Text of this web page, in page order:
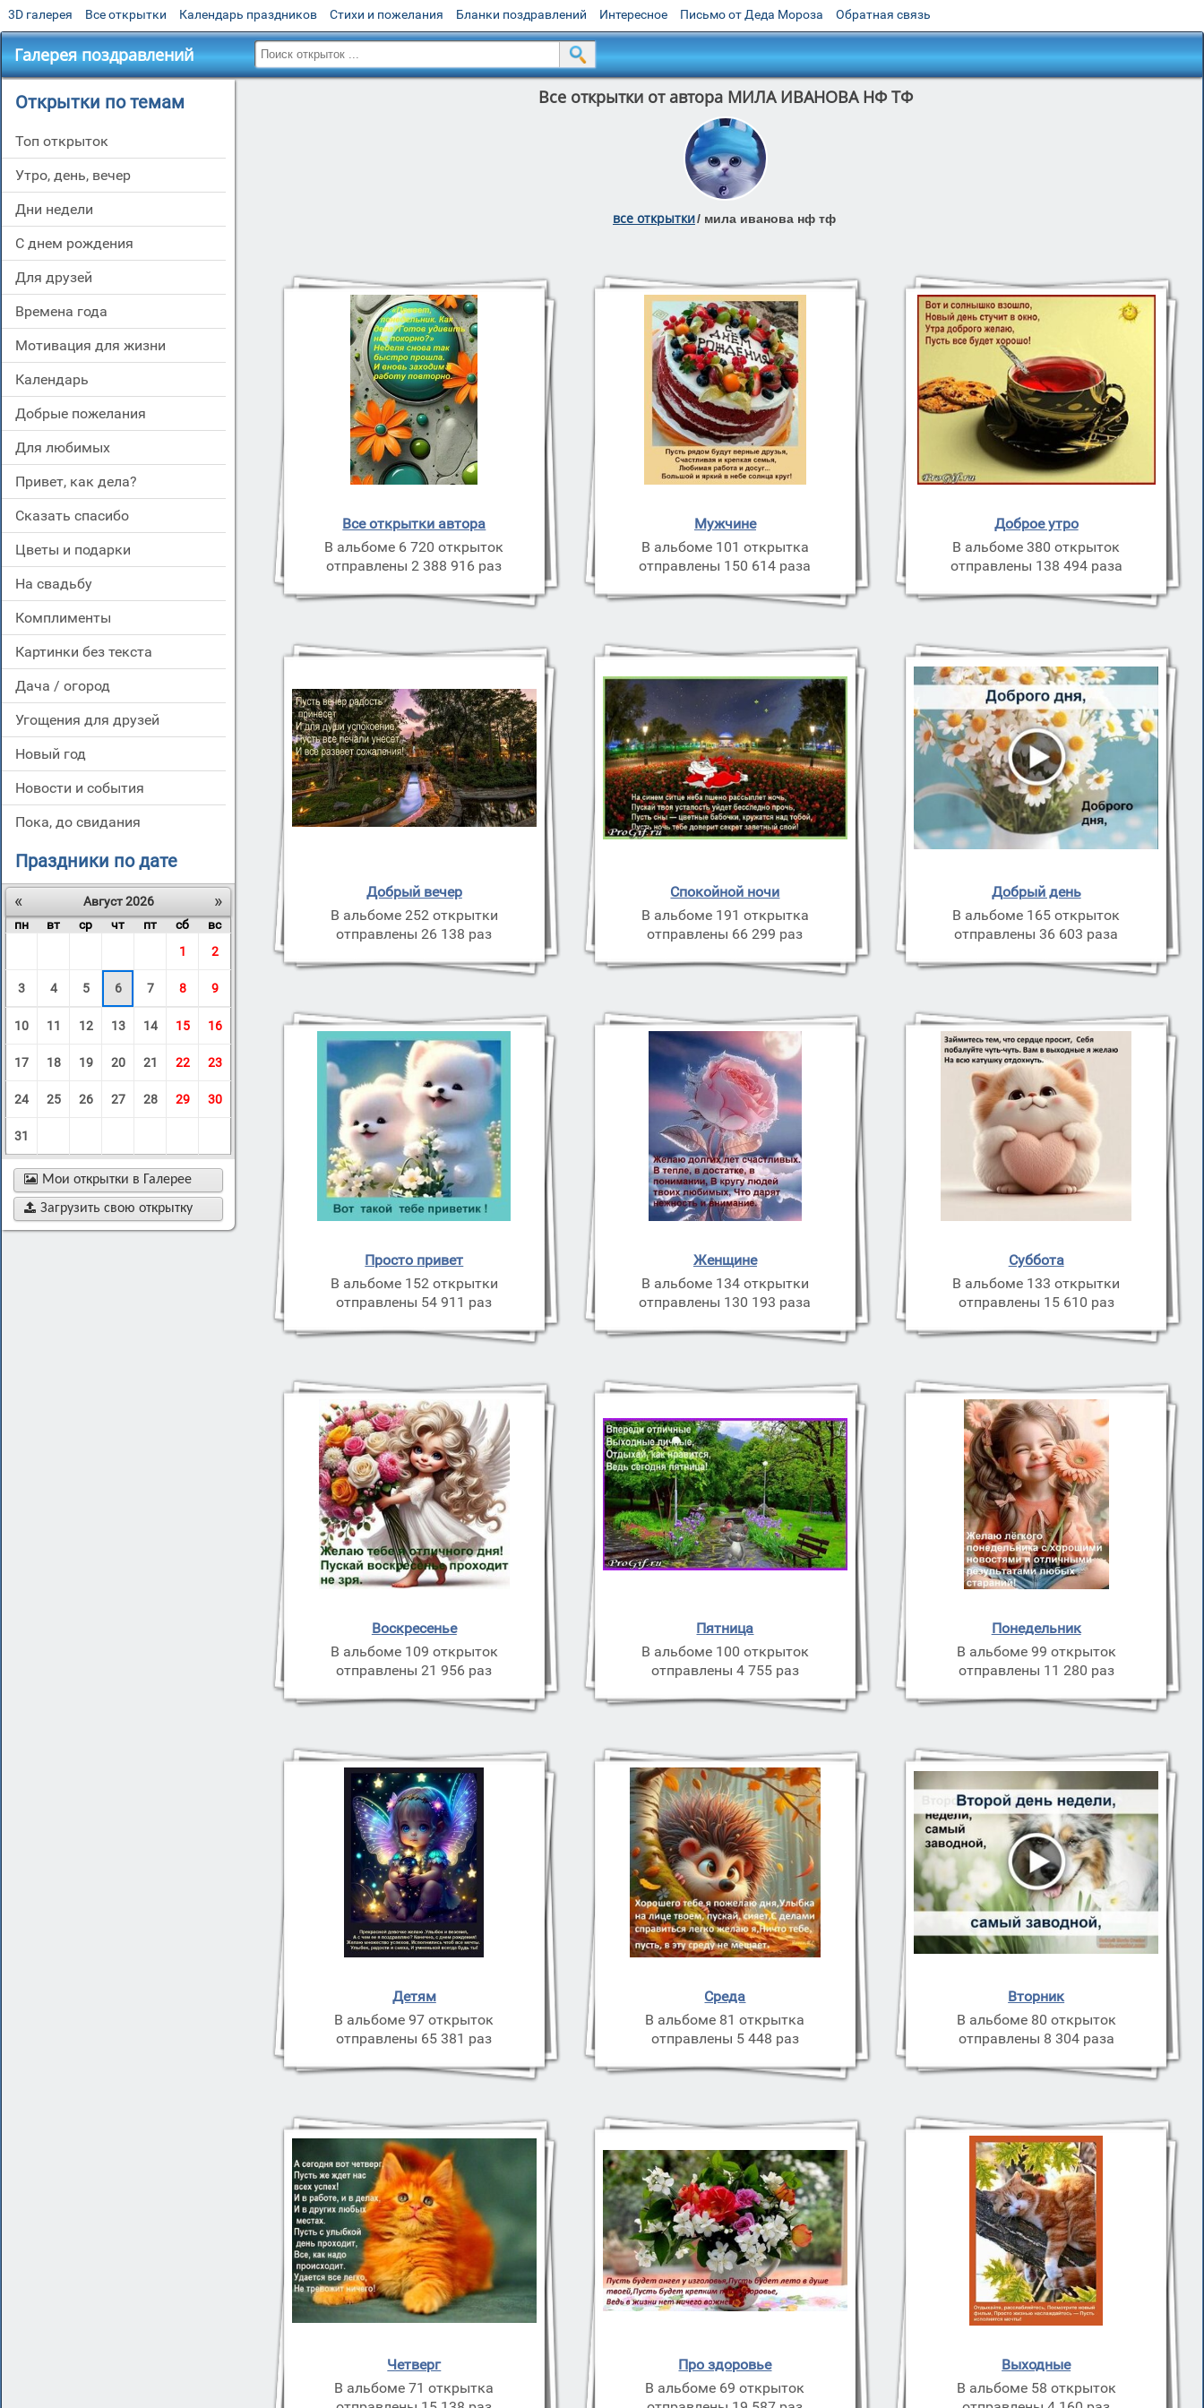
3D галерея Все открытки Календарь праздников Стихи и пожелания Бланки поздравлений Интересное Письмо от Деда Мороза Обратная связь
Галерея поздравлений
Открытки по темам
Топ открыток
утро, день, вечер
дни недели
c днем рождения
для друзей
времена года
мотивация для жизни
Календарь
добрые пожелания
для любимых
привет, как дела?
сказать спасибо
цветы и подарки
на свадьбу
комплименты
картинки без текста
дача / огород
угощения для друзей
новый год
новости и события
пока, до свидания
Праздники по дате
«
»
Август 2026
пн
вт ср чт пт сб
вс
1
2
3 4 5 6 7 8 9
10 11 12 13 14 15 16
17 18 19 20 21 22 23
24 25 26 27 28 29 30
31
 Мои открытки в Галерее
 Загрузить свою открытку
Все открытки от автора МИЛА ИВАНОВА НФ ТФ
все открытки/ мила иванова нф тф
Все открытки автора
В альбоме 6 720 открыток
отправлены 2 388 916 раз
Мужчине
В альбоме 101 открытка
отправлены 150 614 раза
Доброе утро
В альбоме 380 открыток
отправлены 138 494 раза
Добрый вечер
В альбоме 252 открытки
отправлены 26 138 раз
Спокойной ночи
В альбоме 191 открытка
отправлены 66 299 раз
Добрый день
В альбоме 165 открыток
отправлены 36 603 раза
Просто привет
В альбоме 152 открытки
отправлены 54 911 раз
Женщине
В альбоме 134 открытки
отправлены 130 193 раза
Суббота
В альбоме 133 открытки
отправлены 15 610 раз
Воскресенье
В альбоме 109 открыток
отправлены 21 956 раз
Пятница
В альбоме 100 открыток
отправлены 4 755 раз
Понедельник
В альбоме 99 открыток
отправлены 11 280 раз
Детям
В альбоме 97 открыток
отправлены 65 381 раз
Среда
В альбоме 81 открытка
отправлены 5 448 раз
Вторник
В альбоме 80 открыток
отправлены 8 304 раза
Четверг
В альбоме 71 открытка
Про здоровье
В альбоме 69 открыток
Выходные
В альбоме 58 открыток